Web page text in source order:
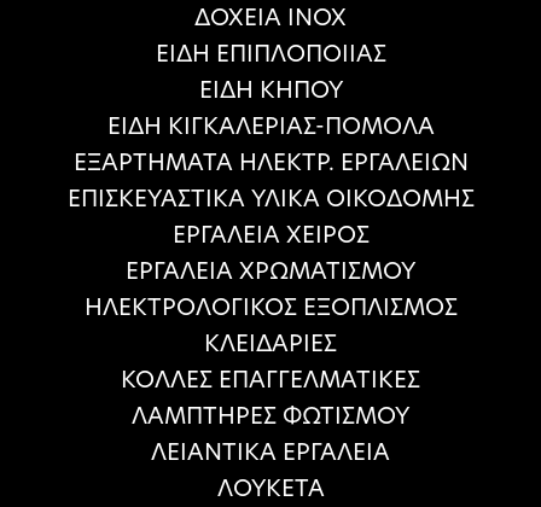
ΔΟΧΕΙΑ ΙΝΟΧ
ΕΙΔΗ ΕΠΙΠΛΟΠΟΙΙΑΣ
ΕΙΔΗ ΚΗΠΟΥ
ΕΙΔΗ ΚΙΓΚΑΛΕΡΙΑΣ-ΠΟΜΟΛΑ
ΕΞΑΡΤΗΜΑΤΑ ΗΛΕΚΤΡ. ΕΡΓΑΛΕΙΩΝ
ΕΠΙΣΚΕΥΑΣΤΙΚΑ ΥΛΙΚΑ ΟΙΚΟΔΟΜΗΣ
ΕΡΓΑΛΕΙΑ ΧΕΙΡΟΣ
ΕΡΓΑΛΕΙΑ ΧΡΩΜΑΤΙΣΜΟΥ
ΗΛΕΚΤΡΟΛΟΓΙΚΟΣ ΕΞΟΠΛΙΣΜΟΣ
ΚΛΕΙΔΑΡΙΕΣ
ΚΟΛΛΕΣ ΕΠΑΓΓΕΛΜΑΤΙΚΕΣ
ΛΑΜΠΤΗΡΕΣ ΦΩΤΙΣΜΟΥ
ΛΕΙΑΝΤΙΚΑ ΕΡΓΑΛΕΙΑ
ΛΟΥΚΕΤΑ